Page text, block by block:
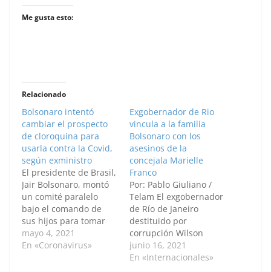
Me gusta esto:
Relacionado
Bolsonaro intentó
cambiar el prospecto
de cloroquina para
usarla contra la Covid,
según exministro
El presidente de Brasil,
Jair Bolsonaro, montó
un comité paralelo
bajo el comando de
sus hijos para tomar
decisiones sanitarias al
inicio de la pandemia e
mayo 4, 2021
En «Coronavirus»
Exgobernador de Rio
vincula a la familia
Bolsonaro con los
asesinos de la
concejala Marielle
Franco
Por: Pablo Giuliano /
Telam El exgobernador
de Río de Janeiro
destituido por
corrupción Wilson
Witzel causó hoy
conmoción al afirmar
junio 16, 2021
En «Internacionales»